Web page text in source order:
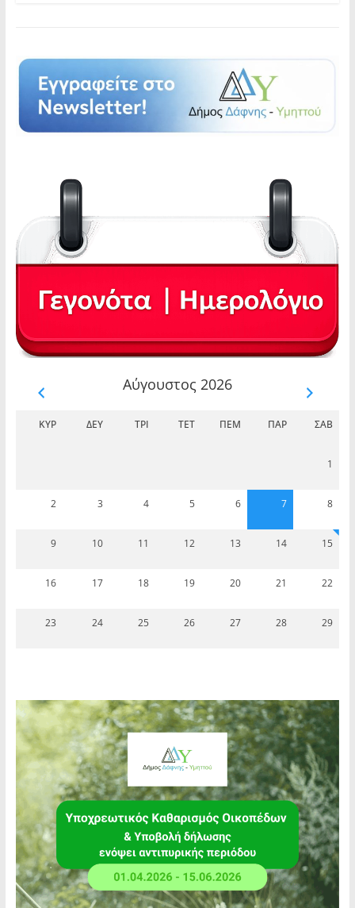
Αύγουστος 2026
ΚΥΡ ΔΕΥ ΤΡΊ ΤΕΤ ΠΈΜ ΠΑΡ ΣΆΒ
1
2 3 4 5 6 7 8
9 10 11 12 13 14 15
16 17 18 19 20 21 22
23 24 25 26 27 28 29